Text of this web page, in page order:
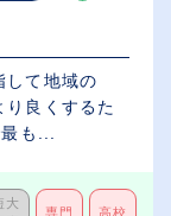
して地域の
良くするた
も...
大
専門 高校